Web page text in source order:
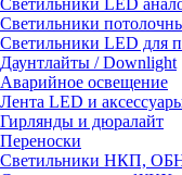
Светильники LED
Светильники
Светильники LED для
Даунтлайты / Downlight
Аварийное освещение
Лента LED и
Гирлянды и дюралайт
Переноски
Светильники НКП,